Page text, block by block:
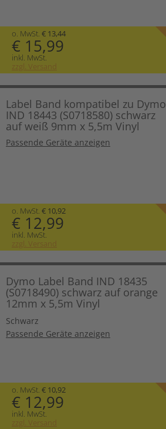
o. MwSt. € 13,44
€ 15,99
inkl. MwSt.
zzgl. Versand
Label Band kompatibel zu Dymo
IND 18443 (S0718580) schwarz
auf weiß 9mm x 5,5m Vinyl
Passende Geräte anzeigen
o. MwSt. € 10,92
€ 12,99
inkl. MwSt.
zzgl. Versand
Dymo Label Band IND 18435
(S0718490) schwarz auf orange
12mm x 5,5m Vinyl
Schwarz
Passende Geräte anzeigen
o. MwSt. € 10,92
€ 12,99
inkl. MwSt.
zzgl. Versand